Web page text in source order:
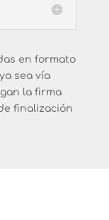
en formato
sea vía
la firma
finalización